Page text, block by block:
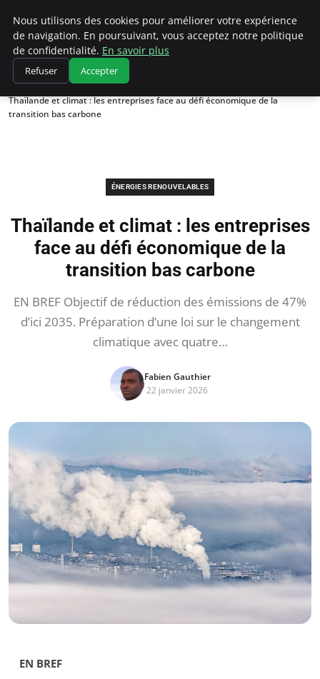
Climatedebtagents
Accueil
Énergies Renouvelables
Thaïlande et climat : les entreprises face au défi économique de la
transition bas carbone
ÉNERGIES RENOUVELABLES
Thaïlande et climat : les entreprises
face au défi économique de la
transition bas carbone
EN BREF Objectif de réduction des émissions de 47%
d’ici 2035. Préparation d’une loi sur le changement
climatique avec quatre…
Fabien Gauthier
22 janvier 2026
EN BREF
Nous utilisons des cookies pour améliorer votre expérience
de navigation. En poursuivant, vous acceptez notre politique
de confidentialité. En savoir plus
Refuser Accepter